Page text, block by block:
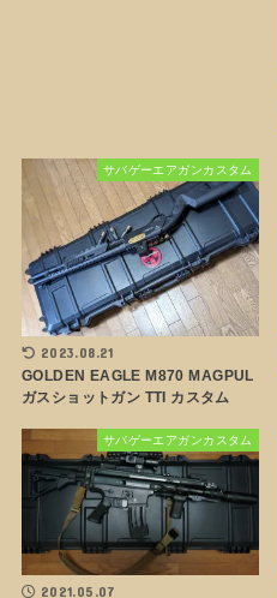
サバゲーエアガンカスタム
2023.08.21
GOLDEN EAGLE M870 MAGPUL
ガスショットガン TTI カスタム
サバゲーエアガンカスタム
2021.05.07